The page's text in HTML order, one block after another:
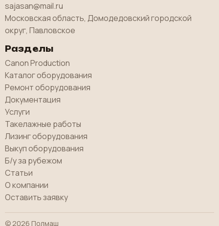
sajasan@mail.ru
Московская область, Домодедовский городской
округ, Павловское
Разделы
Canon Production
Каталог оборудования
Ремонт оборудования
Документация
Услуги
Такелажные работы
Лизинг оборудования
Выкуп оборудования
Б/у за рубежом
Статьи
О компании
Оставить заявку
© 2026 Полмаш